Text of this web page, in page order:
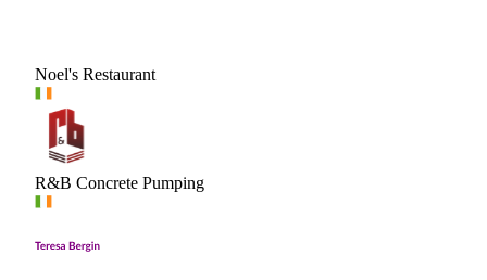
Noel's Restaurant
R&B Concrete Pumping